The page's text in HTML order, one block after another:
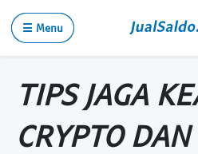
☰ Menu
TIPS JAGA
CRYPTO